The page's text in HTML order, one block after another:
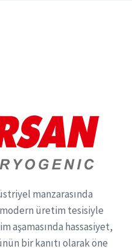
manzarasında
üretim tesisiyle
aşamasında hassasiyet,
bir kanıtı olarak öne